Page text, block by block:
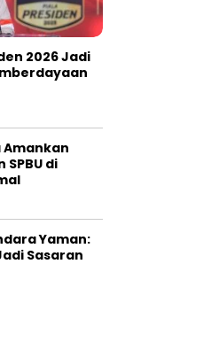
2026 Jadi
Amankan
di
Yaman:
Sasaran